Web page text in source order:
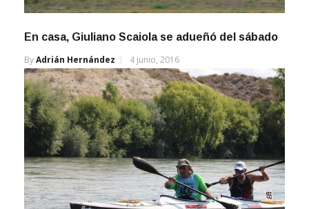
En casa, Giuliano Scaiola se adueñó del sábado
ByAdrián Hernández 4 junio, 2016